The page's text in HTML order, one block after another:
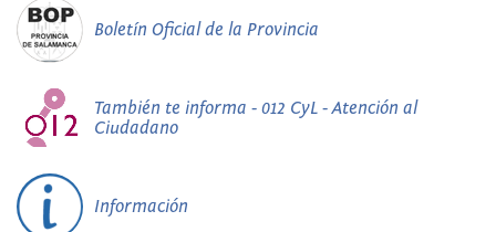
Boletín Oficial de la Provincia
También te informa - 012 CyL - Atención al
Ciudadano
Información